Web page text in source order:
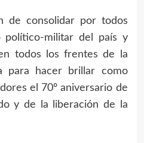
de consolidar por todos
político-militar del país y
todos los frentes de la
para hacer brillar como
el 70º aniversario de
y de la liberación de la